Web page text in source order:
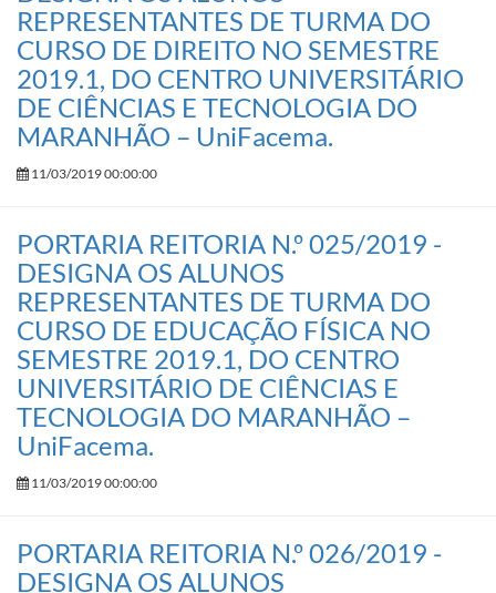
REPRESENTANTES DE TURMA DO
CURSO DE DIREITO NO SEMESTRE
2019.1, DO CENTRO UNIVERSITÁRIO
DE CIÊNCIAS E TECNOLOGIA DO
MARANHÃO – UniFacema.
11/03/2019 00:00:00
PORTARIA REITORIA N.º 025/2019 -
DESIGNA OS ALUNOS
REPRESENTANTES DE TURMA DO
CURSO DE EDUCAÇÃO FÍSICA NO
SEMESTRE 2019.1, DO CENTRO
UNIVERSITÁRIO DE CIÊNCIAS E
TECNOLOGIA DO MARANHÃO –
UniFacema.
11/03/2019 00:00:00
PORTARIA REITORIA N.º 026/2019 -
DESIGNA OS ALUNOS